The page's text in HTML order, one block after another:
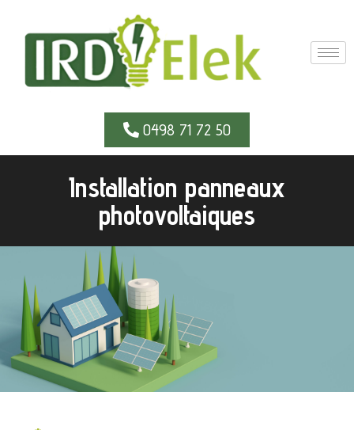
0498 71 72 50
Installation panneaux
photovoltaiques